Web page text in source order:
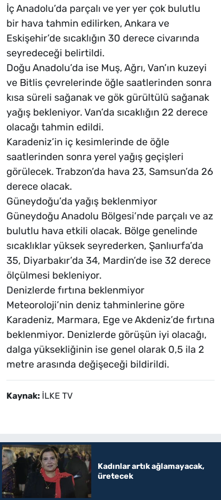
İç Anadolu’da parçalı ve yer yer çok bulutlu
bir hava tahmin edilirken, Ankara ve
Eskişehir’de sıcaklığın 30 derece civarında
seyredeceği belirtildi.
Doğu Anadolu’da ise Muş, Ağrı, Van’ın kuzeyi
ve Bitlis çevrelerinde öğle saatlerinden sonra
kısa süreli sağanak ve gök gürültülü sağanak
yağış bekleniyor. Van’da sıcaklığın 22 derece
olacağı tahmin edildi.
Karadeniz’in iç kesimlerinde de öğle
saatlerinden sonra yerel yağış geçişleri
görülecek. Trabzon’da hava 23, Samsun’da 26
derece olacak.
Güneydoğu’da yağış beklenmiyor
Güneydoğu Anadolu Bölgesi’nde parçalı ve az
bulutlu hava etkili olacak. Bölge genelinde
sıcaklıklar yüksek seyrederken, Şanlıurfa’da
35, Diyarbakır’da 34, Mardin’de ise 32 derece
ölçülmesi bekleniyor.
Denizlerde fırtına beklenmiyor
Meteoroloji’nin deniz tahminlerine göre
Karadeniz, Marmara, Ege ve Akdeniz’de fırtına
beklenmiyor. Denizlerde görüşün iyi olacağı,
dalga yüksekliğinin ise genel olarak 0,5 ila 2
metre arasında değişeceği bildirildi.
Kaynak: İLKE TV
Kadınlar artık ağlamayacak,
üretecek